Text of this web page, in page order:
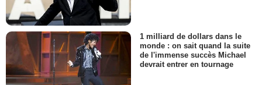
1 milliard de dollars dans le
monde : on sait quand la suite
de l'immense succès Michael
devrait entrer en tournage